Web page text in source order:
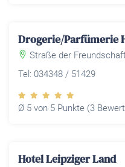
Drogerie/Parfümerie
Straße der
Tel: 034348 / 51429
Ø 5 von 5 Punkte (3
Hotel Leipziger Land